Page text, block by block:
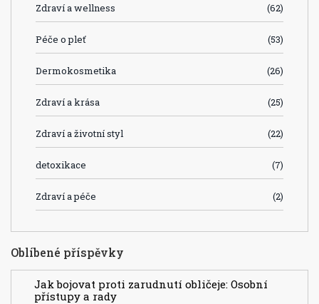
Zdraví a wellness (62)
Péče o pleť (53)
Dermokosmetika (26)
Zdraví a krása (25)
Zdraví a životní styl (22)
detoxikace (7)
Zdraví a péče (2)
Oblíbené příspěvky
Jak bojovat proti zarudnutí obličeje: Osobní
přístupy a rady